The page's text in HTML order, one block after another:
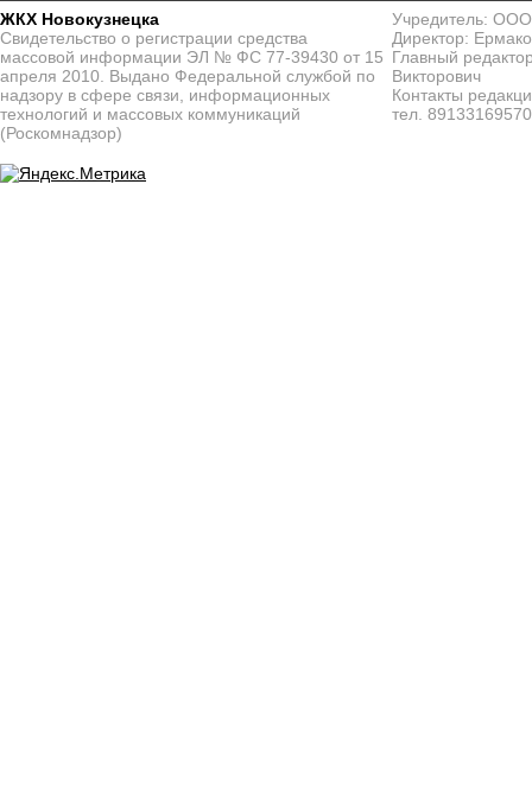
ЖКХ Новокузнецка
Свидетельство о регистрации средства
массовой информации ЭЛ № ФС 77-39430 от 15
апреля 2010. Выдано Федеральной службой по
надзору в сфере связи, информационных
технологий и массовых коммуникаций
(Роскомнадзор)
Учредитель:
Директор:
Главный
Викторович
Контакты
тел. 89133169570